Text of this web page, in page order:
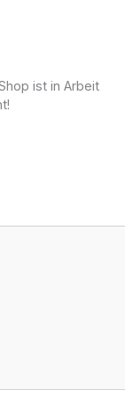
ist in Arbeit